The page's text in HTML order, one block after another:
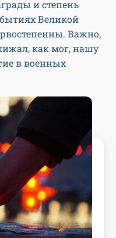
и степень
Великой
Важно,
как мог, нашу
в военных